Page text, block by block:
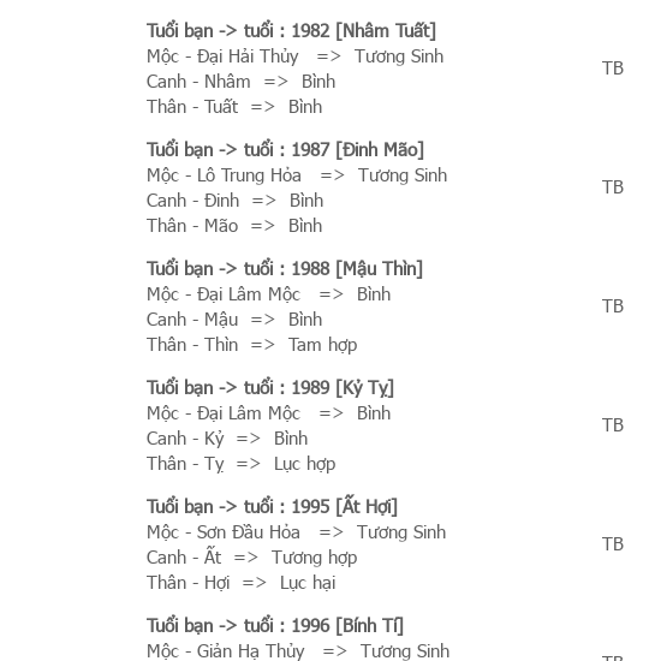
Tuổi bạn -> tuổi : 1982 [Nhâm Tuất]
Mộc - Đại Hải Thủy => Tương Sinh
Canh - Nhâm => Bình
Thân - Tuất => Bình
TB
Tuổi bạn -> tuổi : 1987 [Đinh Mão]
Mộc - Lô Trung Hỏa => Tương Sinh
Canh - Đinh => Bình
Thân - Mão => Bình
TB
Tuổi bạn -> tuổi : 1988 [Mậu Thìn]
Mộc - Đại Lâm Mộc => Bình
Canh - Mậu => Bình
Thân - Thìn => Tam hợp
TB
Tuổi bạn -> tuổi : 1989 [Kỷ Tỵ]
Mộc - Đại Lâm Mộc => Bình
Canh - Kỷ => Bình
Thân - Tỵ => Lục hợp
TB
Tuổi bạn -> tuổi : 1995 [Ất Hợi]
Mộc - Sơn Đầu Hỏa => Tương Sinh
Canh - Ất => Tương hợp
Thân - Hợi => Lục hại
TB
Tuổi bạn -> tuổi : 1996 [Bính Tí]
Mộc - Giản Hạ Thủy => Tương Sinh